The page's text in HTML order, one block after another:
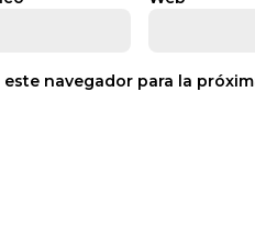
navegador para la